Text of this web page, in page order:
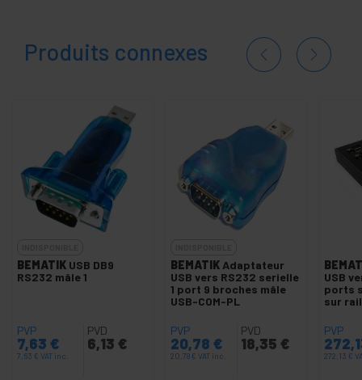
Produits connexes
BEMATIK USB DB9
RS232 mâle 1
PVP
7,63 €
7,63 € VAT inc.
PVD
6,13 €
BEMATIK Adaptateur
USB vers RS232 serielle
1 port 9 broches mâle
USB-COM-PL
PVP
20,78 €
20,78 € VAT inc.
PVD
18,35 €
USB
ports
sur
PVP
272,13 €